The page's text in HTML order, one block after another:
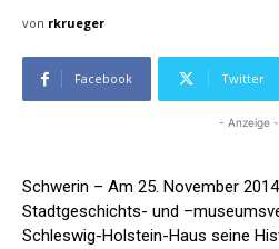
von rkrueger
Facebook Twitter
- Anzeige -
Schwerin – Am 25. November
Stadtgeschichts- und
Schleswig-Holstein-Haus seine